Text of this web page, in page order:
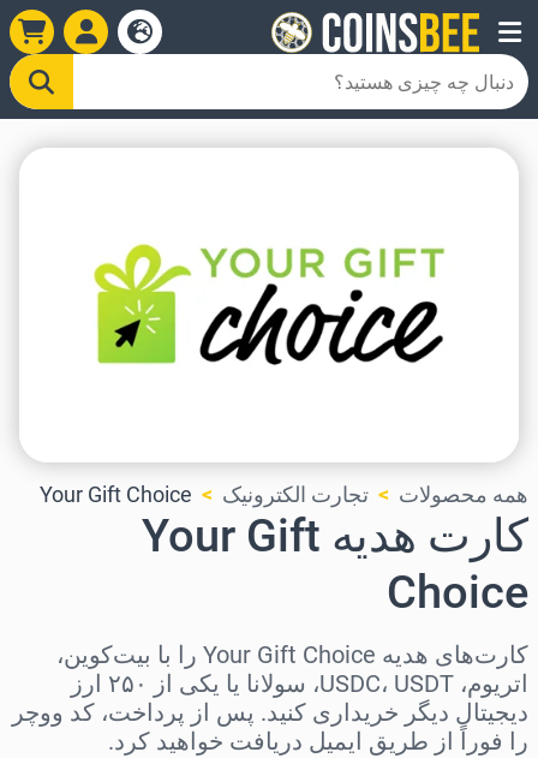
همه محصولات تجارت الکترونیک Your Gift Choice
کارت هدیه Your Gift
Choice
کارت‌های هدیه Your Gift Choice را با بیت‌کوین،
اتریوم، USDC، USDT، سولانا یا یکی از ۲۵۰ ارز
دیجیتال دیگر خریداری کنید. پس از پرداخت، کد ووچر
را فوراً از طریق ایمیل دریافت خواهید کرد.